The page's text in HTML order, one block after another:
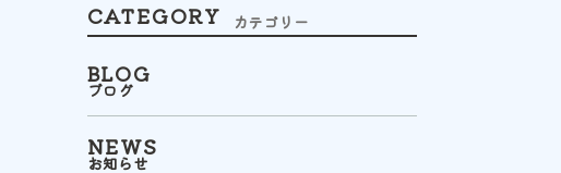
CATEGORY カテゴリー
BLOG
ブログ
NEWS
お知らせ